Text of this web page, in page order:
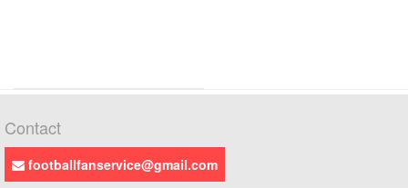
Contact
footballfanservice@gmail.com